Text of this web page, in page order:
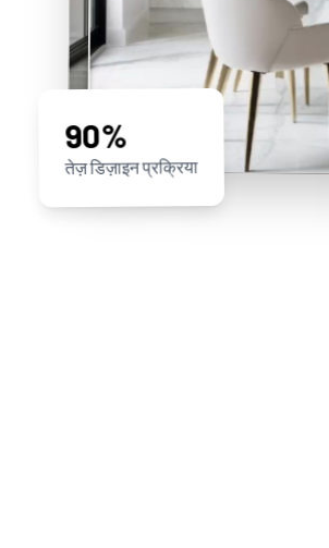
90%
तेज़ डिज़ाइन प्रक्रिया